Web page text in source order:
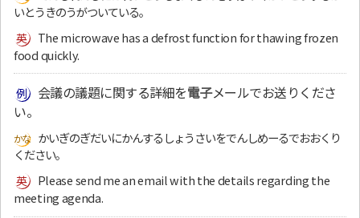
いとうきのうがついている。
The microwave has a defrost function for thawing frozen
food quickly.
会議の議題に関する詳細を電子メールでお送りくださ
い。
かいぎのぎだいにかんするしょうさいをでんしめーるでおおくり
ください。
Please send me an email with the details regarding the
meeting agenda.